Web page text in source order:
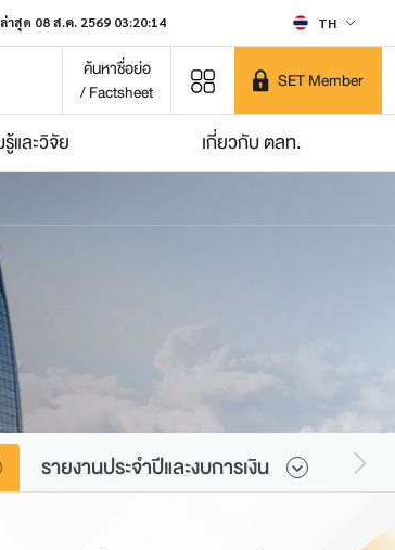
าสุด 08 ส.ค. 2569 03:20:14 TH
ค้นหาชื่อย่อ
/ Factsheet
SET Member
และวิจัย เกี่ยวกับ ตลท.
รายงานประจำปีและงบการเงิน